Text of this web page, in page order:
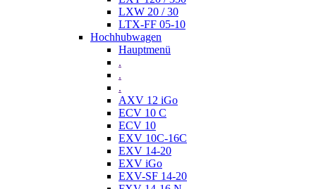
LXW 20 / 30
LTX-FF 05-10
Hochhubwagen
Hauptmenü
.
.
.
AXV 12 iGo
ECV 10 C
ECV 10
EXV 10C-16C
EXV 14-20
EXV iGo
EXV-SF 14-20